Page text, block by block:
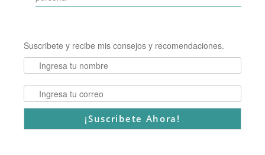
Suscribete y recibe mis consejos y recomendaciones.